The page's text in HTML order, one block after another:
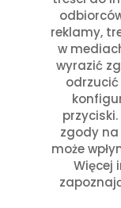
reklamy,
w
wyrazić
zgody
może
Więcej
Aktualności w
Aktualności z
Ciekawostki
Kultura i Historia
Potrawy i
Święta
Święta w Polsce i